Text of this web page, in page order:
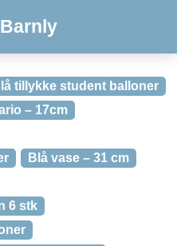
tillykke student balloner
– 17cm
Blå vase – 31 cm
6 stk